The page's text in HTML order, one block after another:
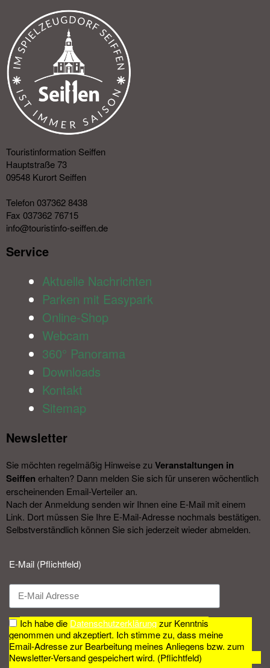
Touristinformation Seiffen
Hauptstraße 73
09548 Kurort Seiffen
Telefon 037362 8438
Fax 037362 76715
info@touristinfo-seiffen.de
Service​
Aktuelle Nachrichten
Parken mit Easypark
Online-Shop
Webcam
360° Panorama
Downloads
Kontakt
Sitemap
Newsletter​
Sie möchten regelmäßig Hinweise zu Veranstal­tungen in
Seiffen erhalten? Dann melden Sie sich für unseren wöchentlich
erscheinenden Email-Verteiler an.
Nach der Anmeldung senden wir Ihnen eine E-Mail mit einem
Link. Dort müssen Sie Ihre E-Mail-Adresse nochmals bestätigen.
Selbstverständlich können Sie sich jederzeit wieder abmelden.​
E-Mail (Pflichtfeld)
Ich habe die Datenschutzerklärungzur Kenntnis
genommen und akzeptiert. Ich stimme zu, dass meine
Email-Adresse zur Bearbeitung meines Anliegens bzw. zum
Newsletter-Versand gespeichert wird. (Pflichtfeld)